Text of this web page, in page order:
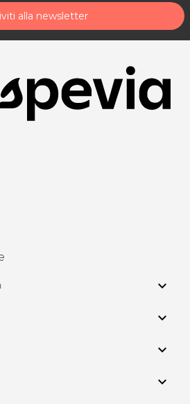
alla newsletter
su youtube
su instagram
expand_more
expand_more
expand_more
expand_more